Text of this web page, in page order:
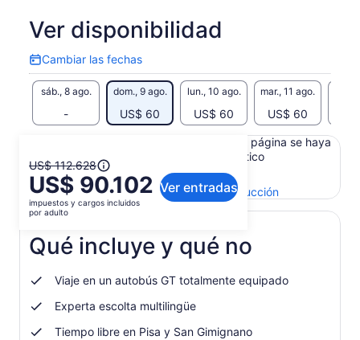
Ver disponibilidad
Cambiar las fechas
Cambiar
las
fechas
sáb., 8 ago.
-
dom., 9 ago.
US$ 60
lun., 10 ago.
US$ 60
mar., 11 ago.
US$ 60
El
precio
anterior
era
y
actual
US$ 90.102
por
US$ 112.628
US$ 90.102
impuestos y cargos incluidos
por adulto
Ver entradas
Es posible que el contenido de esta página se haya
generado con un traductor automático
Ver el texto original (inglés)
Enviar comentarios sobre esta traducciónSe
Qué incluye y qué no
Viaje en un autobús GT totalmente equipado
Experta escolta multilingüe
Tiempo libre en Pisa y San Gimignano